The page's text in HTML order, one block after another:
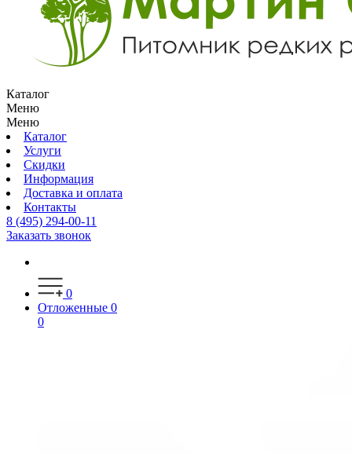
Каталог
Меню
Меню
Каталог
Услуги
Скидки
Информация
Доставка и оплата
Контакты
8 (495) 294-00-11
Заказать звонок
0
Отложенные 0
0